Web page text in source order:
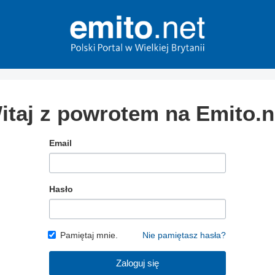
z powrotem na
Email
Hasło
Pamiętaj mnie. Nie pamiętasz hasła?
Zaloguj się